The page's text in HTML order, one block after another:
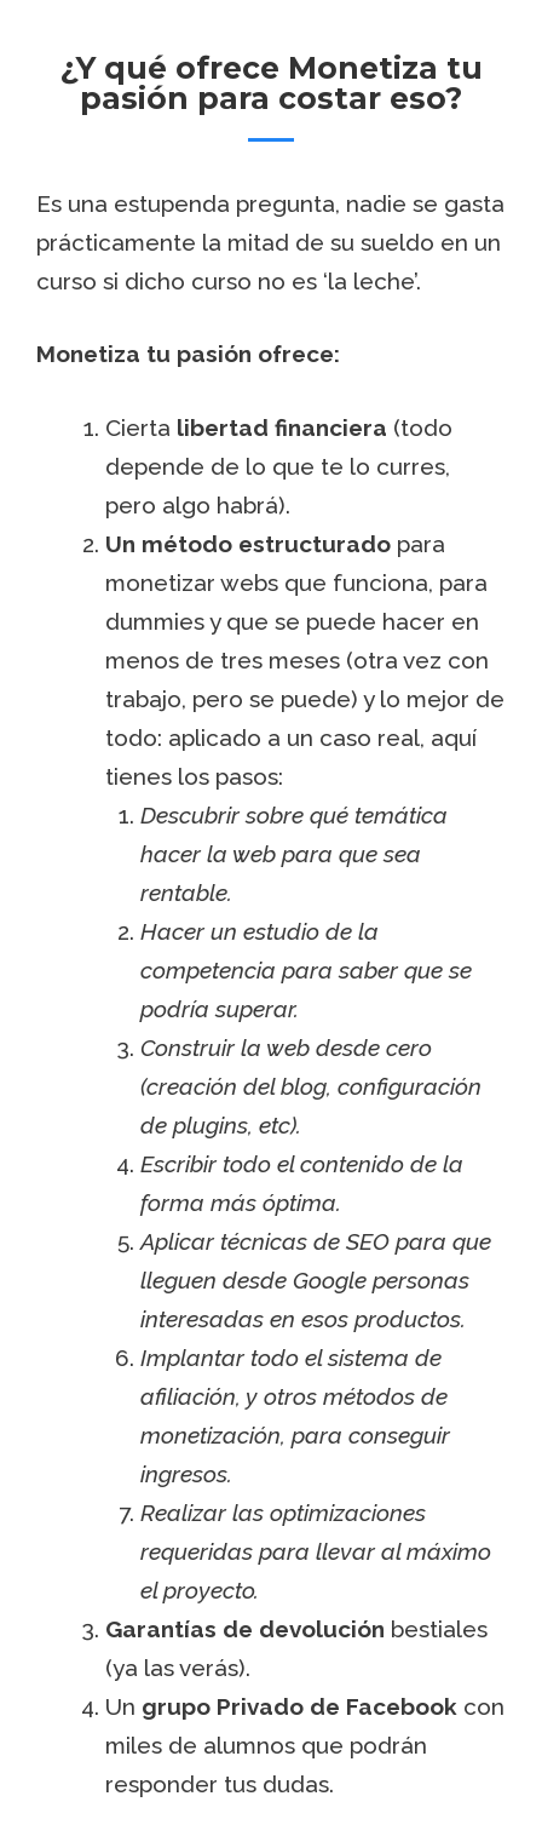
¿Y qué ofrece Monetiza tu
pasión para costar eso?
Es una estupenda pregunta, nadie se gasta
prácticamente la mitad de su sueldo en un
curso si dicho curso no es ‘la leche’.
Monetiza tu pasión ofrece:
Cierta libertad financiera (todo
depende de lo que te lo curres,
pero algo habrá).
Un método estructurado para
monetizar webs que funciona, para
dummies y que se puede hacer en
menos de tres meses (otra vez con
trabajo, pero se puede) y lo mejor de
todo: aplicado a un caso real, aquí
tienes los pasos:
Descubrir sobre qué temática
hacer la web para que sea
rentable.
Hacer un estudio de la
competencia para saber que se
podría superar.
Construir la web desde cero
(creación del blog, configuración
de plugins, etc).
Escribir todo el contenido de la
forma más óptima.
Aplicar técnicas de SEO para que
lleguen desde Google personas
interesadas en esos productos.
Implantar todo el sistema de
afiliación, y otros métodos de
monetización, para conseguir
ingresos.
Realizar las optimizaciones
requeridas para llevar al máximo
el proyecto.
Garantías de devolución bestiales
(ya las verás).
Un grupo Privado de Facebook con
miles de alumnos que podrán
responder tus dudas.